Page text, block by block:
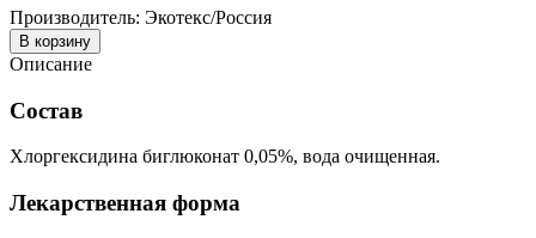
Производитель: Экотекс/Россия
В корзину
Описание
Состав
Хлоргексидина биглюконат 0,05%, вода очищенная.
Лекарственная форма